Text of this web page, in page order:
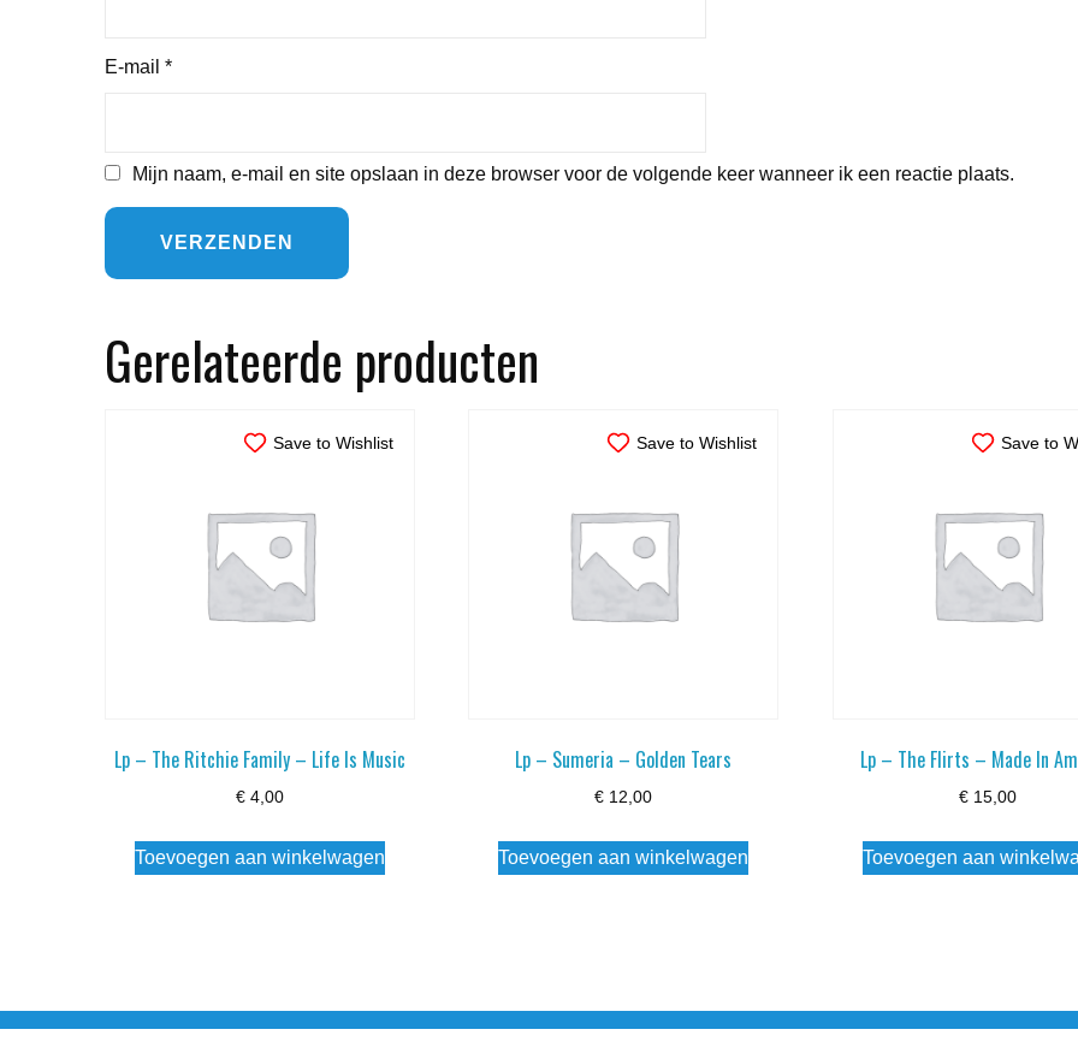
E-mail *
Mijn naam, e-mail en site opslaan in deze browser voor de volgende keer wanneer ik een reactie plaats.
Gerelateerde producten
Save to Wishlist
Lp – The Ritchie Family – Life Is Music
€4,00
Toevoegen aan winkelwagen
Save to Wishlist
Lp – Sumeria – Golden Tears
€ 12,00
Toevoegen aan winkelwagen
Save to
Lp – The Flirts – Made In
€15,00
Toevoegen aan